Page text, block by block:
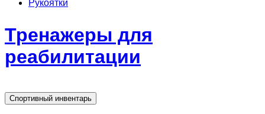
Рукоятки
Тренажеры для
реабилитации
Спортивный инвентарь